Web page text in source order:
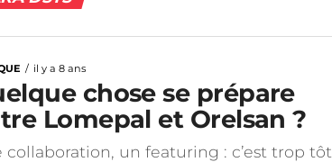
il y a 8 ans
chose se prépare
Lomepal et Orelsan ?
collaboration, un featuring : c’est trop tôt